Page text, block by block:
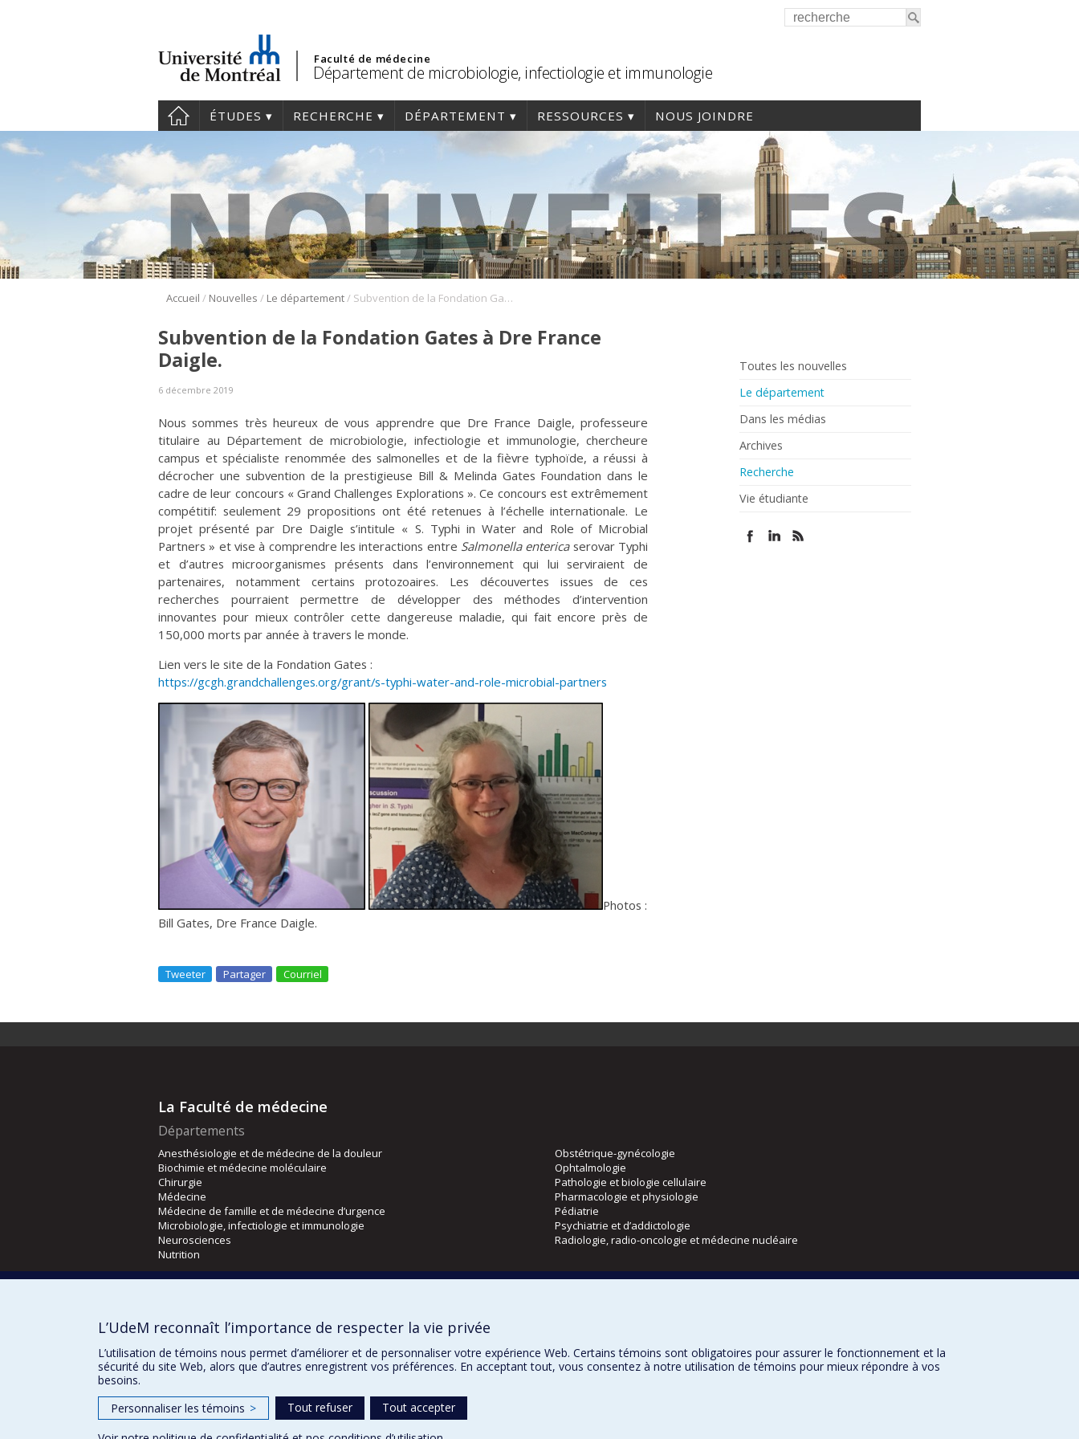
Faculté de médecine
Département de microbiologie, infectiologie et immunologie
ÉTUDES RECHERCHE DÉPARTEMENT RESSOURCES NOUS JOINDRE
Accueil / Nouvelles / Le département/ Subvention de la Fondation Gates à Dre France Daigle.
Toutes les nouvelles
Le département
Dans les médias
Archives
Recherche
Vie étudiante
Subvention de la Fondation Gates à Dre France
Daigle.
6 décembre 2019
Nous sommes très heureux de vous apprendre que Dre France Daigle, professeure
titulaire au Département de microbiologie, infectiologie et immunologie, chercheure
campus et spécialiste renommée des salmonelles et de la fièvre typhoïde, a réussi à
décrocher une subvention de la prestigieuse Bill & Melinda Gates Foundation dans le
cadre de leur concours « Grand Challenges Explorations ». Ce concours est extrêmement
compétitif: seulement 29 propositions ont été retenues à l’échelle internationale. Le
projet présenté par Dre Daigle s’intitule « S. Typhi in Water and Role of Microbial
Partners » et vise à comprendre les interactions entre Salmonella entericaserovar Typhi
et d’autres microorganismes présents dans l’environnement qui lui serviraient de
partenaires, notamment certains protozoaires. Les découvertes issues de ces
recherches pourraient permettre de développer des méthodes d’intervention
innovantes pour mieux contrôler cette dangereuse maladie, qui fait encore près de
150,000 morts par année à travers le monde.
Lien vers le site de la Fondation Gates :
https://gcgh.grandchallenges.org/grant/s-typhi-water-and-role-microbial-partners
Photos :
Bill Gates, Dre France Daigle.
Tweeter Partager Courriel
La Faculté de médecine
Départements
Anesthésiologie et de médecine de la douleur
Biochimie et médecine moléculaire
Chirurgie
Médecine
Médecine de famille et de médecine d’urgence
Microbiologie, infectiologie et immunologie
Neurosciences
Nutrition
Obstétrique-gynécologie
Ophtalmologie
Pathologie et biologie cellulaire
Pharmacologie et physiologie
Pédiatrie
Psychiatrie et d’addictologie
Radiologie, radio-oncologie et médecine nucléaire
Orthophonie et audiologie
L’UdeM reconnaît l’importance de respecter la vie privée
L’utilisation de témoins nous permet d’améliorer et de personnaliser votre expérience Web. Certains témoins sont obligatoires pour assurer le fonctionnement et la
sécurité du site Web, alors que d’autres enregistrent vos préférences. En acceptant tout, vous consentez à notre utilisation de témoins pour mieux répondre à vos
besoins.
Personnaliser les témoins > Tout refuser
Tout accepter